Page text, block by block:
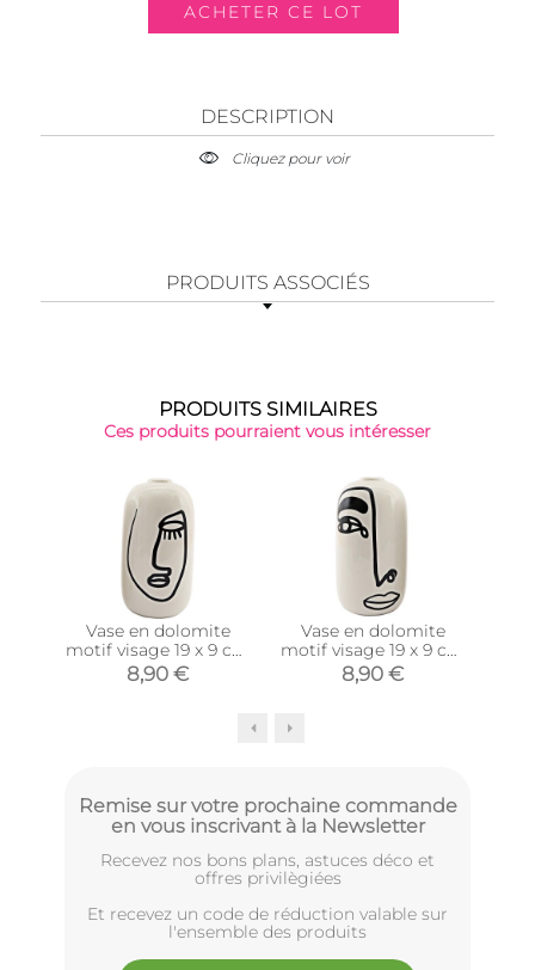
DESCRIPTION
Cliquez pour voir
PRODUITS ASSOCIÉS
PRODUITS SIMILAIRES
Ces produits pourraient vous intéresser
Vase en dolomite
motif visage 19 x 9 cm
(Modèle 1)
8,90 €
Vase en dolomite
motif visage 19 x 9 cm
(Modèle 2)
8,90 €
Remise sur votre prochaine commande
en vous inscrivant à la Newsletter
Recevez nos bons plans, astuces déco et
offres privilègiées
Et recevez un code de réduction valable sur
l'ensemble des produits